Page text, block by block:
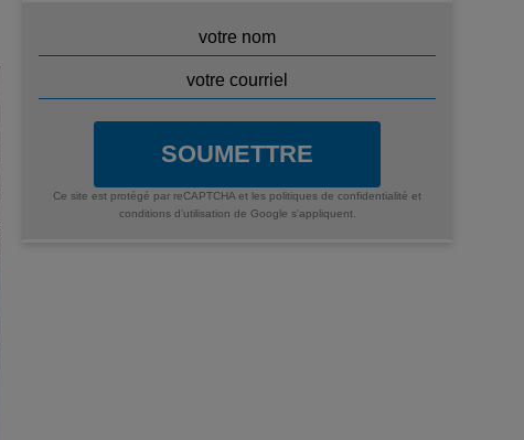
SOUMETTRE
Ce site est protégé par reCAPTCHA et les politiques de confidentialité et
conditions d'utilisation de Google s'appliquent.